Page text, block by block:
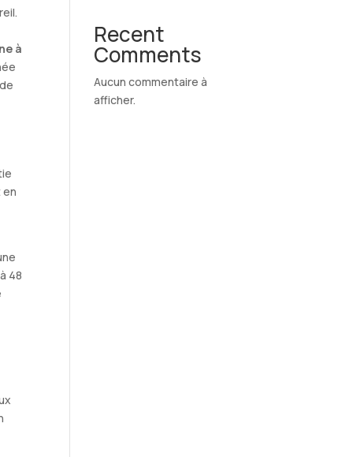
à
en
48
Recent
Comments
Aucun commentaire à
afficher.